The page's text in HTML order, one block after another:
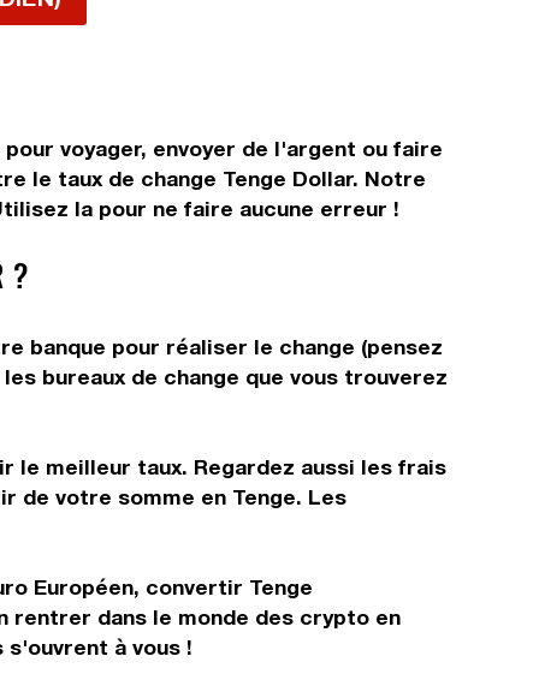
voyager, envoyer de l'argent ou faire
le taux de change Tenge Dollar. Notre
la pour ne faire aucune erreur !
?
banque pour réaliser le change (pensez
bureaux de change que vous trouverez
le meilleur taux. Regardez aussi les frais
de votre somme en Tenge. Les
Européen, convertir Tenge
rentrer dans le monde des crypto en
s'ouvrent à vous !